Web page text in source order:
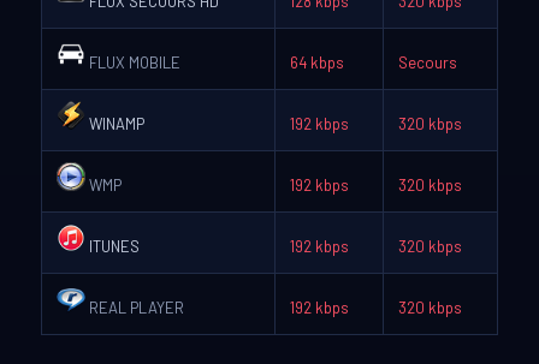
FLUX MOBILE 64 kbps Secours
WINAMP 192 kbps 320 kbps
WMP 192 kbps 320 kbps
ITUNES 192 kbps 320 kbps
REAL PLAYER 192 kbps 320 kbps